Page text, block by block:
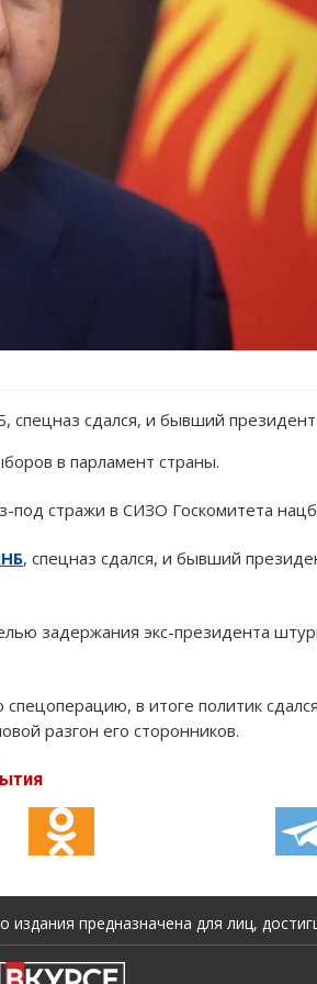
спецназ сдался, и бывший
в парламент страны.
стражи в СИЗО Госкомитета
, спецназ сдался, и бывший
задержания экс-президента
в итоге политик
разгон его сторонников.
предназначена для лиц,